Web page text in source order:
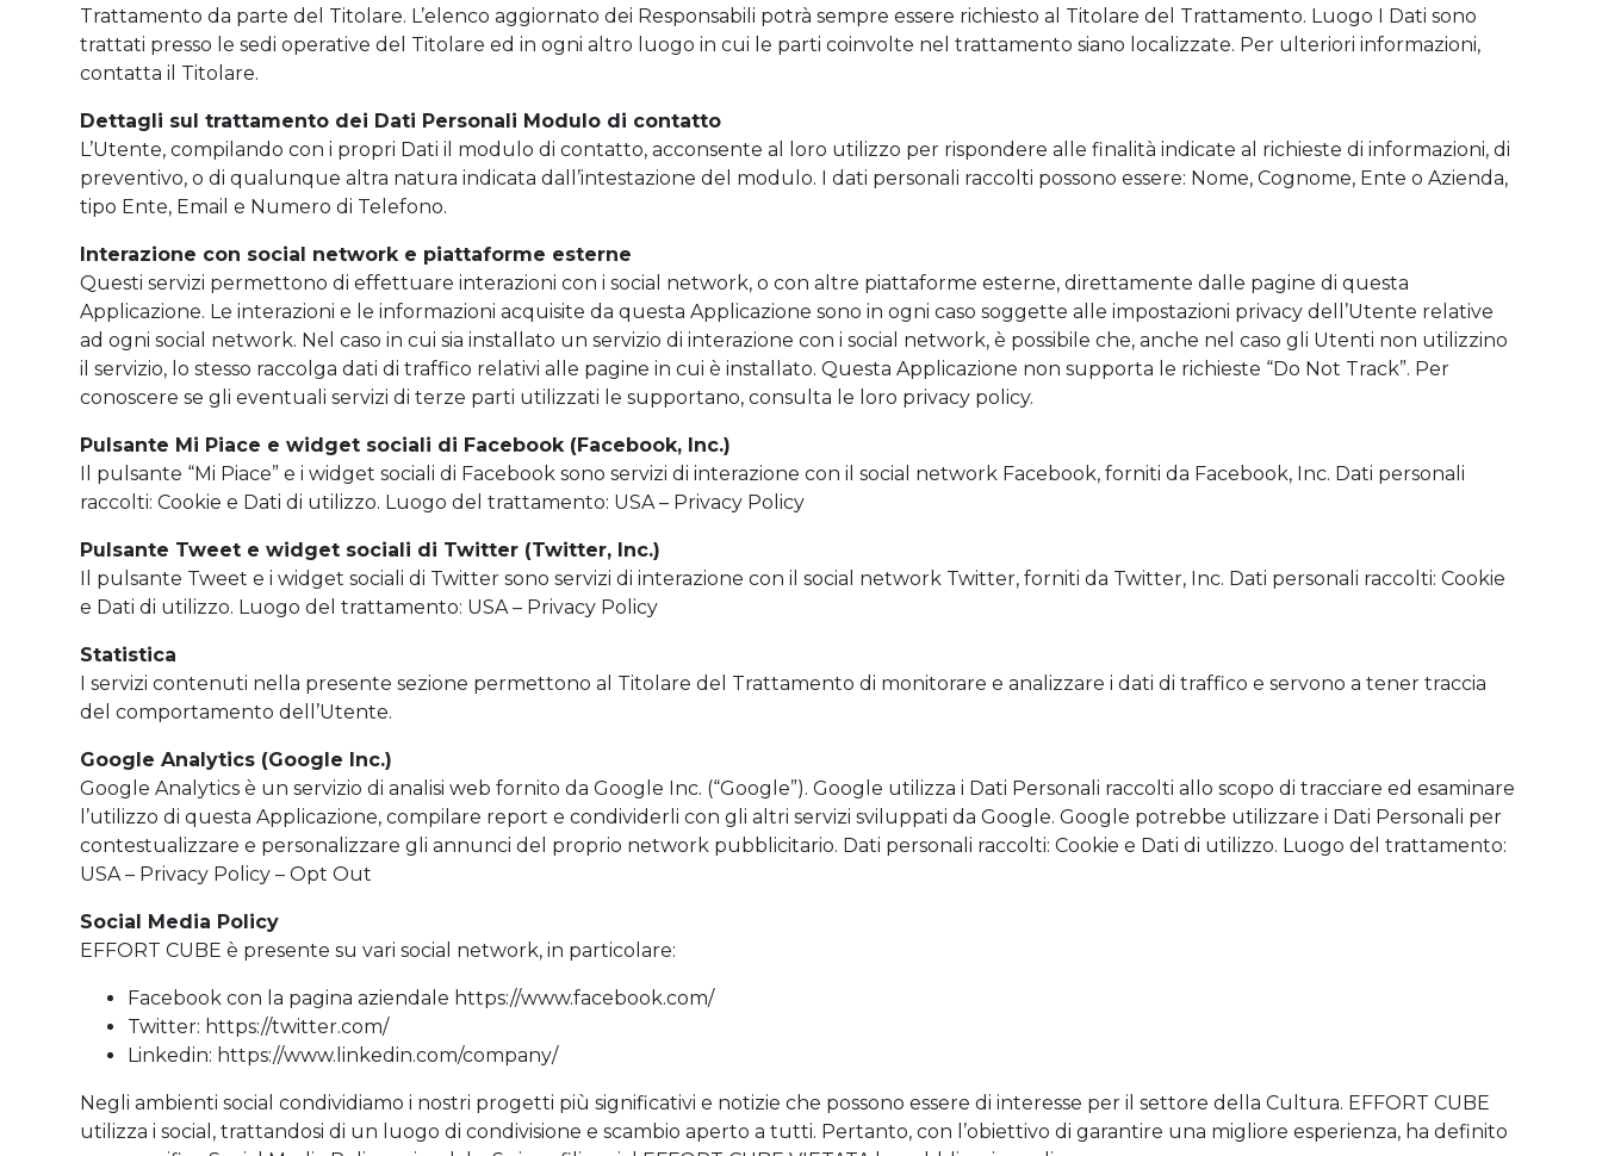
Trattamento da parte del Titolare. L’elenco aggiornato dei Responsabili potrà sempre essere richiesto al Titolare del Trattamento. Luogo I Dati sono
trattati presso le sedi operative del Titolare ed in ogni altro luogo in cui le parti coinvolte nel trattamento siano localizzate. Per ulteriori informazioni,
contatta il Titolare.
Dettagli sul trattamento dei Dati Personali Modulo di contatto
L’Utente, compilando con i propri Dati il modulo di contatto, acconsente al loro utilizzo per rispondere alle finalità indicate al richieste di informazioni, di
preventivo, o di qualunque altra natura indicata dall’intestazione del modulo. I dati personali raccolti possono essere: Nome, Cognome, Ente o Azienda,
tipo Ente, Email e Numero di Telefono.
Interazione con social network e piattaforme esterne
Questi servizi permettono di effettuare interazioni con i social network, o con altre piattaforme esterne, direttamente dalle pagine di questa
Applicazione. Le interazioni e le informazioni acquisite da questa Applicazione sono in ogni caso soggette alle impostazioni privacy dell’Utente relative
ad ogni social network. Nel caso in cui sia installato un servizio di interazione con i social network, è possibile che, anche nel caso gli Utenti non utilizzino
il servizio, lo stesso raccolga dati di traffico relativi alle pagine in cui è installato. Questa Applicazione non supporta le richieste “Do Not Track”. Per
conoscere se gli eventuali servizi di terze parti utilizzati le supportano, consulta le loro privacy policy.
Pulsante Mi Piace e widget sociali di Facebook (Facebook, Inc.)
Il pulsante “Mi Piace” e i widget sociali di Facebook sono servizi di interazione con il social network Facebook, forniti da Facebook, Inc. Dati personali
raccolti: Cookie e Dati di utilizzo. Luogo del trattamento: USA – Privacy Policy
Pulsante Tweet e widget sociali di Twitter (Twitter, Inc.)
Il pulsante Tweet e i widget sociali di Twitter sono servizi di interazione con il social network Twitter, forniti da Twitter, Inc. Dati personali raccolti: Cookie
e Dati di utilizzo. Luogo del trattamento: USA – Privacy Policy
Statistica
I servizi contenuti nella presente sezione permettono al Titolare del Trattamento di monitorare e analizzare i dati di traffico e servono a tener traccia
del comportamento dell’Utente.
Google Analytics (Google Inc.)
Google Analytics è un servizio di analisi web fornito da Google Inc. (“Google”). Google utilizza i Dati Personali raccolti allo scopo di tracciare ed esaminare
l’utilizzo di questa Applicazione, compilare report e condividerli con gli altri servizi sviluppati da Google. Google potrebbe utilizzare i Dati Personali per
contestualizzare e personalizzare gli annunci del proprio network pubblicitario. Dati personali raccolti: Cookie e Dati di utilizzo. Luogo del trattamento:
USA – Privacy Policy – Opt Out
Social Media Policy
EFFORT CUBE è presente su vari social network, in particolare:
Facebook con la pagina aziendale https://www.facebook.com/
Twitter: https://twitter.com/
Linkedin: https://www.linkedin.com/company/
Negli ambienti social condividiamo i nostri progetti più significativi e notizie che possono essere di interesse per il settore della Cultura. EFFORT CUBE
utilizza i social, trattandosi di un luogo di condivisione e scambio aperto a tutti. Pertanto, con l’obiettivo di garantire una migliore esperienza, ha definito